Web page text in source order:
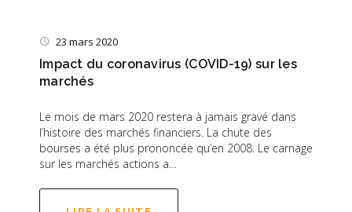
23 mars 2020
Impact du coronavirus (COVID-19) sur les
marchés
Le mois de mars 2020 restera à jamais gravé dans
l’histoire des marchés financiers. La chute des
bourses a été plus prononcée qu’en 2008. Le carnage
sur les marchés actions a…